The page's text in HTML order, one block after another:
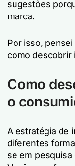
sugestões
marca.
Por isso,
como descobrir
Como
o
A estratégia de
diferentes
se em pesquisa